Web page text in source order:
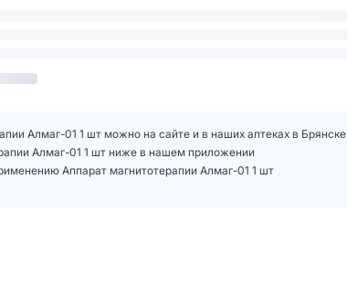
Алмаг-01 1 шт можно на сайте и в наших аптеках в Брянске
Алмаг-01 1 шт ниже в нашем приложении
Аппарат магнитотерапии Алмаг-01 1 шт